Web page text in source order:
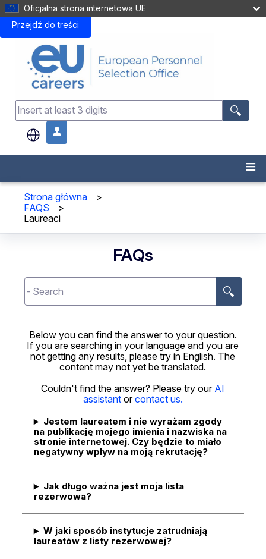
Przejdź do treści
Oficjalna strona internetowa UE
.
Strona główna
>
FAQS
>
Laureaci
FAQs
.
Below you can find the answer to your question.
If you are searching in your language and you are
not getting any results, please try in English. The
content may not yet be translated.
Couldn't find the answer? Please try our AI
assistantorcontact us.
Jestem laureatem i nie wyrażam zgody
na publikację mojego imienia i nazwiska na
stronie internetowej. Czy będzie to miało
negatywny wpływ na moją rekrutację?
Jak długo ważna jest moja lista
rezerwowa?
W jaki sposób instytucje zatrudniają
laureatów z listy rezerwowej?